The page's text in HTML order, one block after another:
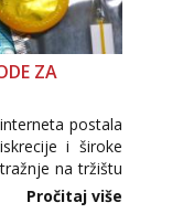
ZA
postala
i široke
na tržištu
nepouzdane
podrijetla. ...
Pročitaj više